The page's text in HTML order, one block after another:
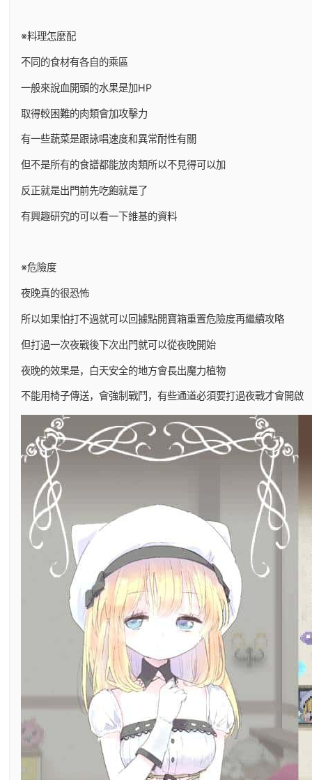
※料理怎麼配
不同的食材有各自的乘區
一般來說血開頭的水果是加HP
取得較困難的肉類會加攻擊力
有一些蔬菜是跟詠唱速度和異常耐性有關
但不是所有的食譜都能放肉類所以不見得可以加
反正就是出門前先吃飽就是了
有興趣研究的可以看一下維基的資料
※危險度
夜晚真的很恐怖
所以如果怕打不過就可以回據點開寶箱重置危險度再繼續攻略
但打過一次夜戰後下次出門就可以從夜晚開始
夜晚的效果是，白天安全的地方會長出魔力植物
不能用椅子傳送，會強制戰鬥，有些通道必須要打過夜戰才會開啟